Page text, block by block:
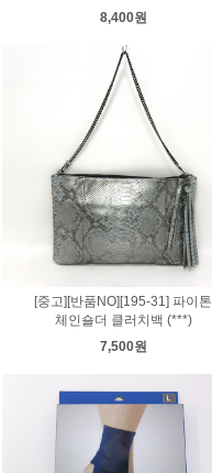
8,400원
[중고][반품NO][195-31] 파이톤
체인숄더 클러치백 (***)
7,500원